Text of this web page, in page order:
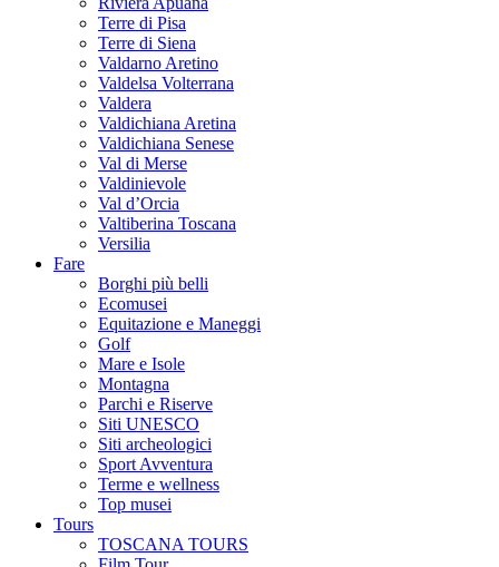
Terre di Pisa
Terre di Siena
Valdarno Aretino
Valdelsa Volterrana
Valdera
Valdichiana Aretina
Valdichiana Senese
Val di Merse
Valdinievole
Val d’Orcia
Valtiberina Toscana
Versilia
Fare
Borghi più belli
Ecomusei
Equitazione e Maneggi
Golf
Mare e Isole
Montagna
Parchi e Riserve
Siti UNESCO
Siti archeologici
Sport Avventura
Terme e wellness
Top musei
Tours
TOSCANA TOURS